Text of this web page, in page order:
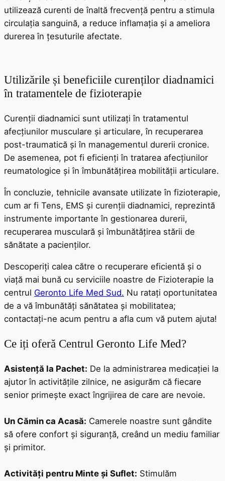
utilizează curenti de înaltă frecvență pentru a stimula
circulația sanguină, a reduce inflamația și a ameliora
durerea în țesuturile afectate.
Utilizările și beneficiile curenților diadnamici
în tratamentele de fizioterapie
Curenții diadnamici sunt utilizați în tratamentul
afecțiunilor musculare și articulare, în recuperarea
post-traumatică și în managementul durerii cronice.
De asemenea, pot fi eficienți în tratarea afecțiunilor
reumatologice și în îmbunătățirea mobilității articulare.
În concluzie, tehnicile avansate utilizate în fizioterapie,
cum ar fi Tens, EMS și curenții diadnamici, reprezintă
instrumente importante în gestionarea durerii,
recuperarea musculară și îmbunătățirea stării de
sănătate a pacienților.
Descoperiți calea către o recuperare eficientă și o
viață mai bună cu serviciile noastre de Fizioterapie la
centrul Geronto Life Med Sud. Nu ratați oportunitatea
de a vă îmbunătăți sănătatea și mobilitatea;
contactați-ne acum pentru a afla cum vă putem ajuta!
Ce iți oferă Centrul Geronto Life Med?
Asistență la Pachet: De la administrarea medicației la
ajutor în activitățile zilnice, ne asigurăm că fiecare
senior primește exact îngrijirea de care are nevoie.
Un Cămin ca Acasă: Camerele noastre sunt gândite
să ofere confort și siguranță, creând un mediu familiar
și primitor.
Activități pentru Minte și Suflet: Stimulăm